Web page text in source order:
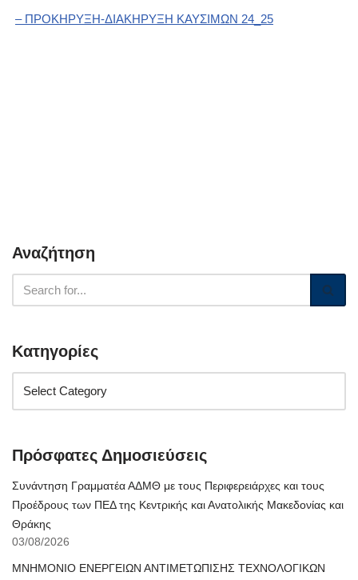
– ΠΡΟΚΗΡΥΞΗ-ΔΙΑΚΗΡΥΞΗ ΚΑΥΣΙΜΩΝ 24_25
Αναζήτηση
Κατηγορίες
Πρόσφατες Δημοσιεύσεις
Συνάντηση Γραμματέα ΑΔΜΘ με τους Περιφερειάρχες και τους
Προέδρους των ΠΕΔ της Κεντρικής και Ανατολικής Μακεδονίας και
Θράκης
03/08/2026
ΜΝΗΜΟΝΙΟ ΕΝΕΡΓΕΙΩΝ ΑΝΤΙΜΕΤΩΠΙΣΗΣ ΤΕΧΝΟΛΟΓΙΚΩΝ